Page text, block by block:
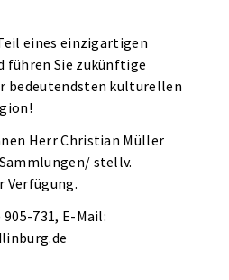
eines einzigartigen
führen Sie zukünftige
bedeutendsten kulturellen
Herr Christian Müller
stellv.
Verfügung.
731, E-Mail: